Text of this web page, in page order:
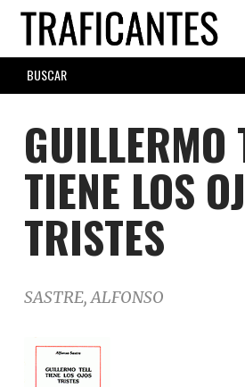
Skip
main
content
SEARCH
FORM
GUILLERMO
TIENE LOS
TRISTES
SASTRE, ALFONSO